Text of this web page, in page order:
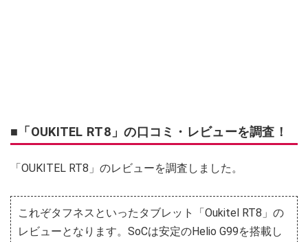
■「OUKITEL RT8」の口コミ・レビューを調査！
「OUKITEL RT8」のレビューを調査しました。
これぞタフネスといったタブレット「Oukitel RT8」の
レビューとなります。SoCは安定のHelio G99を搭載し